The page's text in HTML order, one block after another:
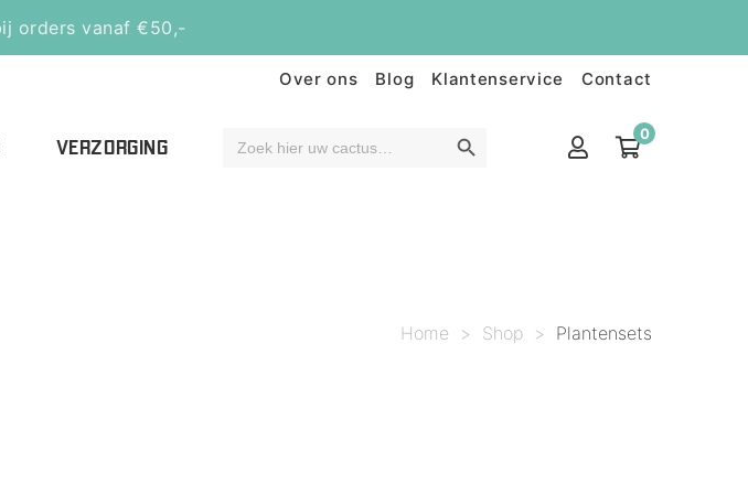
orders vanaf €50,-
Over ons Blog Klantenservice Contact
VERZORGING
0
Home > Shop > Plantensets